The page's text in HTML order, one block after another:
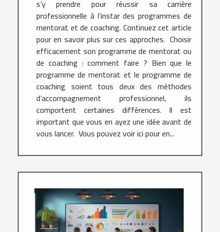
s’y prendre pour réussir sa carrière
professionnelle à l’instar des programmes de
mentorat et de coaching. Continuez cet article
pour en savoir plus sur ces approches. Choisir
efficacement son programme de mentorat ou
de coaching : comment faire ? Bien que le
programme de mentorat et le programme de
coaching soient tous deux des méthodes
d’accompagnement professionnel, ils
comportent certaines différences. Il est
important que vous en ayez une idée avant de
vous lancer. Vous pouvez voir ici pour en...